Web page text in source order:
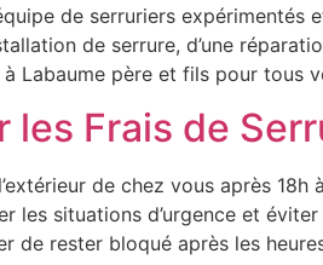
de serruriers
de serrure, d’une
Labaume père et fils pour tous
Frais de
de chez vous après
les situations d’urgence et
de rester bloqué après les